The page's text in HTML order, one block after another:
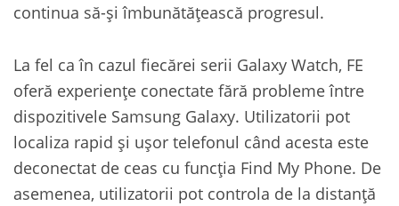
continua să-și îmbunătățească progresul.
La fel ca în cazul fiecărei serii Galaxy Watch, FE
oferă experiențe conectate fără probleme între
dispozitivele Samsung Galaxy. Utilizatorii pot
localiza rapid și ușor telefonul când acesta este
deconectat de ceas cu funcția Find My Phone. De
asemenea, utilizatorii pot controla de la distanță